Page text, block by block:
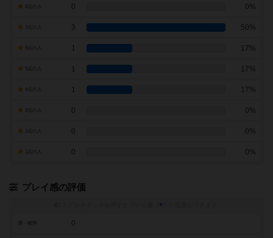
0 0%
7点の人 3 50%
1 17%
1 17%
1 17%
0 0%
0 0%
0 0%
プレイ感の評価
※
0